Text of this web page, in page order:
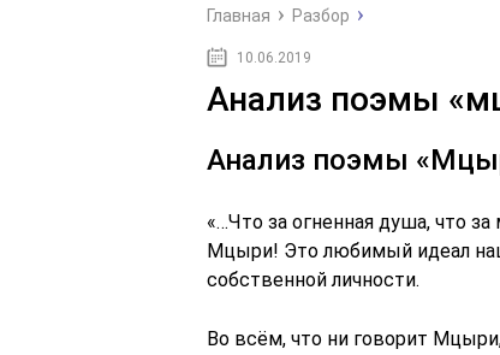
Главная Разбор
10.06.2019
Анализ поэмы
Анализ поэмы
«…Что за огненная душа, что за
Мцыри! Это любимый идеал
собственной личности.
Во всём, что ни говорит